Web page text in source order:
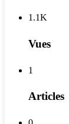
1.1K
Vues
1
Articles